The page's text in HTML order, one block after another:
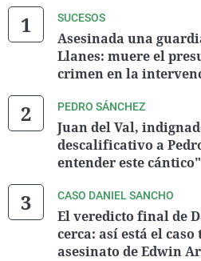
SUCESOS
Asesinada una
Llanes: muere el
crimen en la
PEDRO SÁNCHEZ
Juan del Val,
descalificativo a
entender este cántico"
CASO DANIEL SANCHO
El veredicto final de
cerca: así está el
asesinato de Edwin